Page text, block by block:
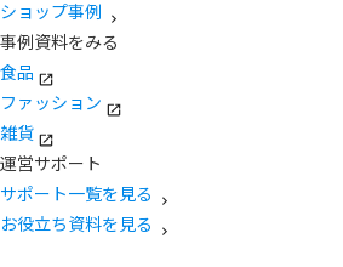
ショップ事例
事例資料をみる
食品
ファッション
雑貨
運営サポート
サポート一覧を見る
お役立ち資料を見る